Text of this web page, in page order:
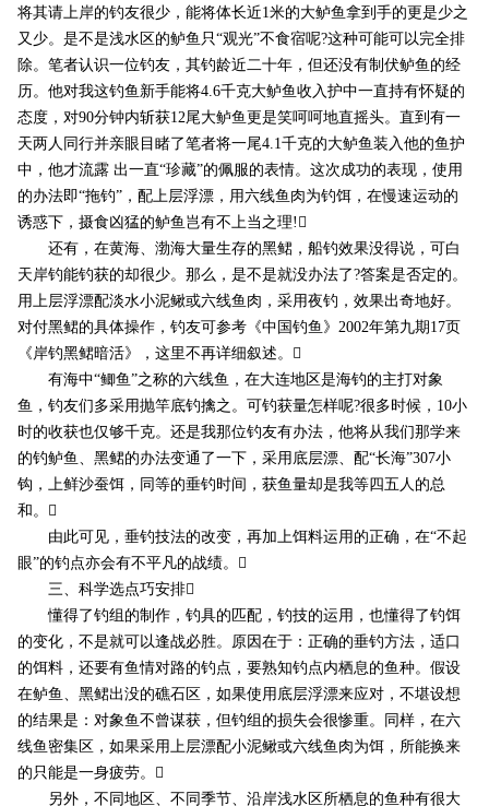
将其请上岸的钓友很少，能将体长近1米的大鲈鱼拿到手的更是少之
又少。是不是浅水区的鲈鱼只“观光”不食宿呢?这种可能可以完全排
除。笔者认识一位钓友，其钓龄近二十年，但还没有制伏鲈鱼的经
历。他对我这钓鱼新手能将4.6千克大鲈鱼收入护中一直持有怀疑的
态度，对90分钟内斩获12尾大鲈鱼更是笑呵呵地直摇头。直到有一
天两人同行并亲眼目睹了笔者将一尾4.1千克的大鲈鱼装入他的鱼护
中，他才流露 出一直“珍藏”的佩服的表情。这次成功的表现，使用
的办法即“拖钓”，配上层浮漂，用六线鱼肉为钓饵，在慢速运动的
诱惑下，摄食凶猛的鲈鱼岂有不上当之理!
还有，在黄海、渤海大量生存的黑鲪，船钓效果没得说，可白
天岸钓能钓获的却很少。那么，是不是就没办法了?答案是否定的。
用上层浮漂配淡水小泥鳅或六线鱼肉，采用夜钓，效果出奇地好。
对付黑鲪的具体操作，钓友可参考《中国钓鱼》2002年第九期17页
《岸钓黑鲪暗活》，这里不再详细叙述。
有海中“鲫鱼”之称的六线鱼，在大连地区是海钓的主打对象
鱼，钓友们多采用抛竿底钓擒之。可钓获量怎样呢?很多时候，10小
时的收获也仅够千克。还是我那位钓友有办法，他将从我们那学来
的钓鲈鱼、黑鲪的办法变通了一下，采用底层漂、配“长海”307小
钩，上鲜沙蚕饵，同等的垂钓时间，获鱼量却是我等四五人的总
和。
由此可见，垂钓技法的改变，再加上饵料运用的正确，在“不起
眼”的钓点亦会有不平凡的战绩。
三、科学选点巧安排
懂得了钓组的制作，钓具的匹配，钓技的运用，也懂得了钓饵
的变化，不是就可以逢战必胜。原因在于：正确的垂钓方法，适口
的饵料，还要有鱼情对路的钓点，要熟知钓点内栖息的鱼种。假设
在鲈鱼、黑鲪出没的礁石区，如果使用底层浮漂来应对，不堪设想
的结果是：对象鱼不曾谋获，但钓组的损失会很惨重。同样，在六
线鱼密集区，如果采用上层漂配小泥鳅或六线鱼肉为饵，所能换来
的只能是一身疲劳。
另外，不同地区、不同季节、沿岸浅水区所栖息的鱼种有很大